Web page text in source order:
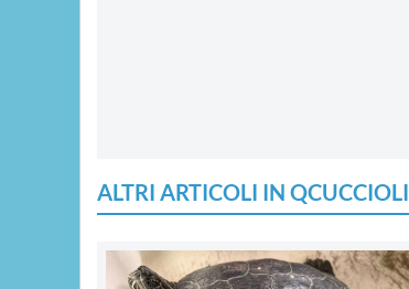
ALTRI ARTICOLI IN QCUCCIOLI